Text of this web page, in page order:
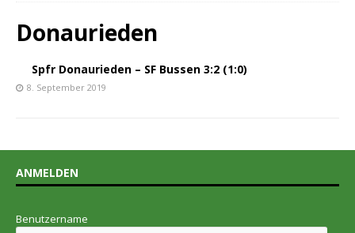
Donaurieden
Spfr Donaurieden – SF Bussen 3:2 (1:0)
8. September 2019
ANMELDEN
Benutzername